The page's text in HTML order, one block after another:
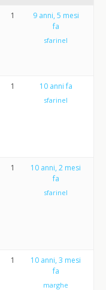
1
9 anni, 5 mesi
fa
sfarinel
1 10 anni fa
sfarinel
1
10 anni, 2 mesi
fa
sfarinel
1
10 anni, 3 mesi
fa
marghe